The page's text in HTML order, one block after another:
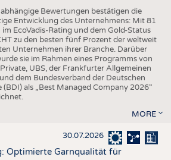
Bewertungen bestätigen die
Entwicklung des Unternehmens: Mit 81
EcoVadis-Rating und dem Gold-Status
zu den besten fünf Prozent der weltweit
Unternehmen ihrer Branche. Darüber
sie im Rahmen eines Programms von
UBS, der Frankfurter Allgemeinen
dem Bundesverband der Deutschen
(BDI) als „Best Managed Company 2026“
MORE
30.07.2026
Optimierte Garnqualität für